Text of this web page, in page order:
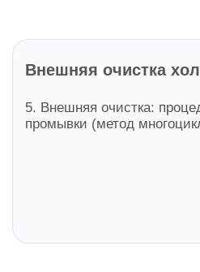
Внешняя очистка
5. Внешняя очистка:
промывки (метод